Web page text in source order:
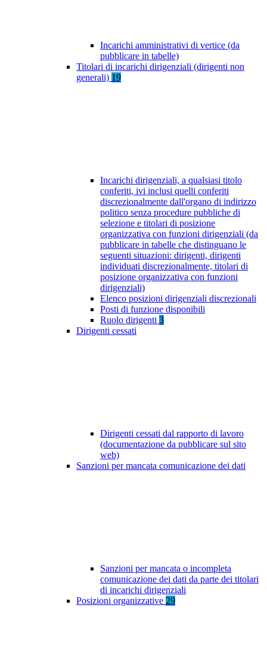
Incarichi amministrativi di vertice (da
pubblicare in tabelle)
Titolari di incarichi dirigenziali (dirigenti non
generali) 19
Incarichi dirigenziali, a qualsiasi titolo
conferiti, ivi inclusi quelli conferiti
discrezionalmente dall'organo di indirizzo
politico senza procedure pubbliche di
selezione e titolari di posizione
organizzativa con funzioni dirigenziali (da
pubblicare in tabelle che distinguano le
seguenti situazioni: dirigenti, dirigenti
individuati discrezionalmente, titolari di
posizione organizzativa con funzioni
dirigenziali)
Elenco posizioni dirigenziali discrezionali
Posti di funzione disponibili
Ruolo dirigenti 3
Dirigenti cessati
Dirigenti cessati dal rapporto di lavoro
(documentazione da pubblicare sul sito
web)
Sanzioni per mancata comunicazione dei dati
Sanzioni per mancata o incompleta
comunicazione dei dati da parte dei titolari
di incarichi dirigenziali
Posizioni organizzative 29